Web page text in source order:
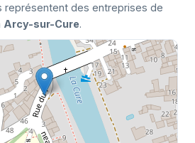
représentent des entreprises de
Arcy-sur-Cure.